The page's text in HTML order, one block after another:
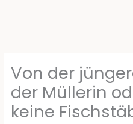
Von der
der Müllerin
keine